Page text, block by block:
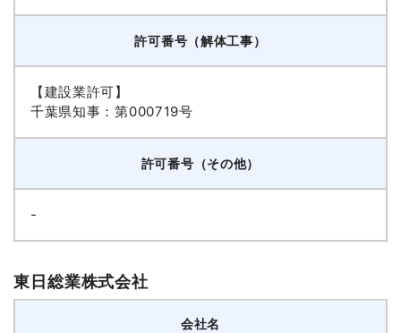
許可番号（解体工事）
【建設業許可】
千葉県知事：第000719号
許可番号（その他）
-
東日総業株式会社
会社名